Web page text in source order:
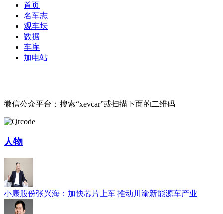
首页
名车志
观车坛
数据
车库
加电站
微信公众平台：搜索“xevcar”或扫描下面的二维码
人物
小康股份张兴海：加快芯片上车 推动川渝新能源车产业